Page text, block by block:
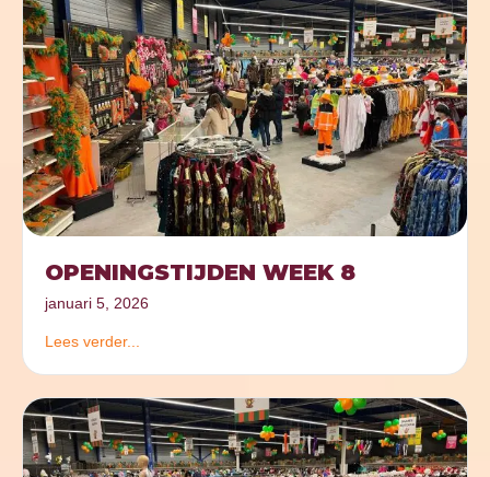
OPENINGSTIJDEN WEEK 8
januari 5, 2026
Lees verder...